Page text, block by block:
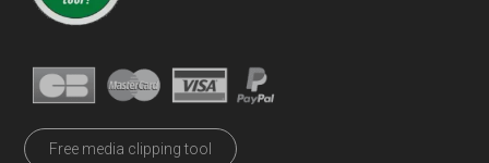
Free media clipping tool